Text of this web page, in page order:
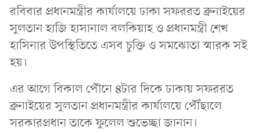
রবিবার প্রধানমন্ত্রীর কার্যালয়ে ঢাকা সফররত ব্রুনাইয়ের
সুলতান হাজি হাসানাল বলকিয়াহ ও প্রধানমন্ত্রী শেখ
হাসিনার উপস্থিতিতে এসব চুক্তি ও সমঝোতা স্মারক সই
হয়।
এর আগে বিকাল পৌনে ৪টার দিকে ঢাকায় সফররত
ব্রুনাইয়ের সুলতান প্রধানমন্ত্রীর কার্যালয়ে পৌঁছালে
সরকারপ্রধান তাকে ফুলেল শুভেচ্ছা জানান।